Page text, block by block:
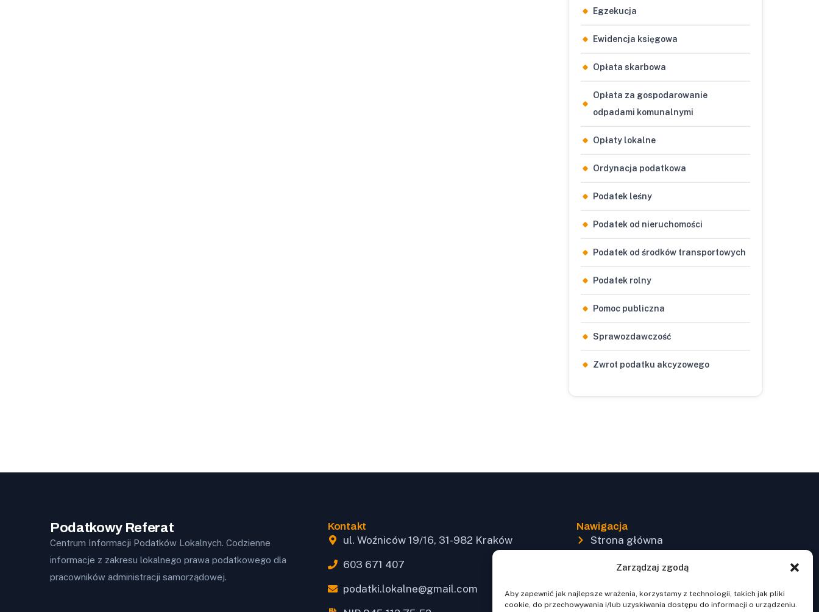
Zarządzaj zgodą
Aby zapewnić jak najlepsze wrażenia, korzystamy z technologii, takich jak pliki
cookie, do przechowywania i/lub uzyskiwania dostępu do informacji o urządzeniu.
Egzekucja
Ewidencja księgowa
Opłata skarbowa
Opłata za gospodarowanie
odpadami komunalnymi
Opłaty lokalne
Ordynacja podatkowa
Podatek leśny
Podatek od nieruchomości
Podatek od środków transportowych
Podatek rolny
Pomoc publiczna
Sprawozdawczość
Zwrot podatku akcyzowego
Podatkowy Referat
Centrum Informacji Podatków Lokalnych. Codzienne
informacje z zakresu lokalnego prawa podatkowego dla
pracowników administracji samorządowej.
Kontakt
ul. Woźniców 19/16, 31-982 Kraków
603 671 407
podatki.lokalne@gmail.com
Nawigacja
Strona główna
Warsztaty online
Regulamin